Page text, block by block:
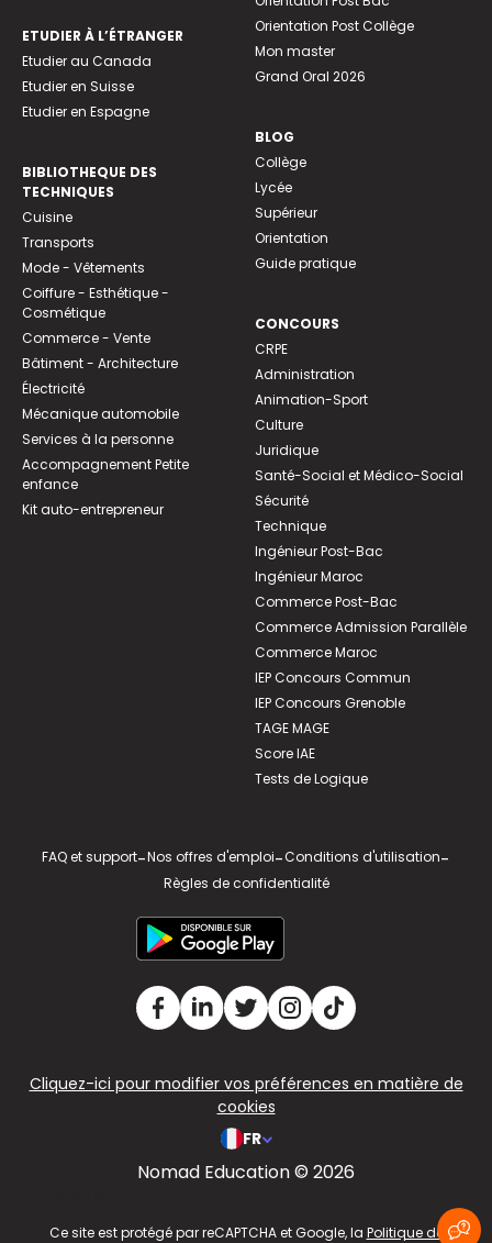
ETUDIER À L’ÉTRANGER
Etudier au Canada
Etudier en Suisse
Etudier en Espagne
BIBLIOTHEQUE DES
TECHNIQUES
Cuisine
Transports
Mode - Vêtements
Coiffure - Esthétique -
Cosmétique
Commerce - Vente
Bâtiment - Architecture
Électricité
Mécanique automobile
Services à la personne
Accompagnement Petite
enfance
Kit auto-entrepreneur
Orientation Post Collège
Mon master
Grand Oral 2026
BLOG
Collège
Lycée
Supérieur
Orientation
Guide pratique
CONCOURS
CRPE
Administration
Animation-Sport
Culture
Juridique
Santé-Social et Médico-Social
Sécurité
Technique
Ingénieur Post-Bac
Ingénieur Maroc
Commerce Post-Bac
Commerce Admission Parallèle
Commerce Maroc
IEP Concours Commun
IEP Concours Grenoble
TAGE MAGE
Score IAE
Tests de Logique
FAQ et support-Nos offres d'emploi-Conditions d'utilisation-
Règles de confidentialité
Cliquez-ici pour modifier vos préférences en matière de
cookies
FR
Nomad Education © 2026
Ce site est protégé par reCAPTCHA et Google, la Politique de